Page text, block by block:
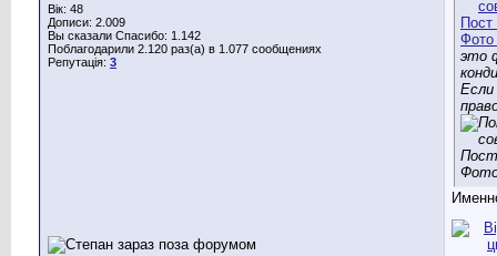
Вік: 48
Дописи: 2.009
Вы сказали Спасибо: 1.142
Поблагодарили 2.120 раз(а) в 1.077 сообщениях
Репутація: 3
это
Если